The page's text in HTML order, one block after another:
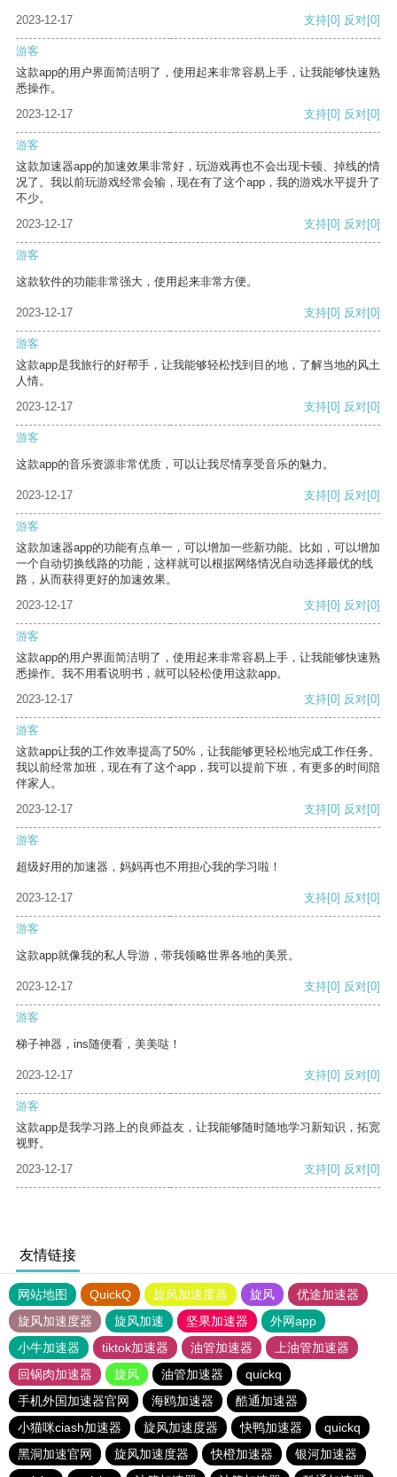
2023-12-17 支持[0] 反对[0]
游客
这款app的用户界面简洁明了，使用起来非常容易上手，让我能够快速熟
悉操作。
2023-12-17
支持[0] 反对[0]
游客
这款加速器app的加速效果非常好，玩游戏再也不会出现卡顿、掉线的情
况了。我以前玩游戏经常会输，现在有了这个app，我的游戏水平提升了
不少。
2023-12-17
支持[0] 反对[0]
游客
这款软件的功能非常强大，使用起来非常方便。
2023-12-17 支持[0] 反对[0]
游客
这款app是我旅行的好帮手，让我能够轻松找到目的地，了解当地的风土
人情。
2023-12-17
支持[0] 反对[0]
游客
这款app的音乐资源非常优质，可以让我尽情享受音乐的魅力。
2023-12-17 支持[0] 反对[0]
游客
这款加速器app的功能有点单一，可以增加一些新功能。比如，可以增加
一个自动切换线路的功能，这样就可以根据网络情况自动选择最优的线
路，从而获得更好的加速效果。
2023-12-17
支持[0] 反对[0]
游客
这款app的用户界面简洁明了，使用起来非常容易上手，让我能够快速熟
悉操作。我不用看说明书，就可以轻松使用这款app。
2023-12-17
支持[0] 反对[0]
游客
这款app让我的工作效率提高了50%，让我能够更轻松地完成工作任务。
我以前经常加班，现在有了这个app，我可以提前下班，有更多的时间陪
伴家人。
2023-12-17
支持[0] 反对[0]
游客
超级好用的加速器，妈妈再也不用担心我的学习啦！
2023-12-17 支持[0] 反对[0]
游客
这款app就像我的私人导游，带我领略世界各地的美景。
2023-12-17 支持[0] 反对[0]
游客
梯子神器，ins随便看，美美哒！
2023-12-17 支持[0] 反对[0]
游客
这款app是我学习路上的良师益友，让我能够随时随地学习新知识，拓宽
视野。
2023-12-17
支持[0] 反对[0]
友情链接
网站地图 QuickQ 旋风加速度器 旋风
优途加速器
旋风加速度器
旋风加速 坚果加速器
外网app
小牛加速器
tiktok加速器 油管加速器
上油管加速器
回锅肉加速器
旋风 油管加速器
quickq
手机外国加速器官网
海鸥加速器
酷通加速器
小猫咪ciash加速器
旋风加速度器 快鸭加速器
quickq
黑洞加速官网
旋风加速度器 快橙加速器
银河加速器